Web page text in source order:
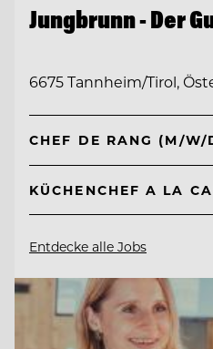
Jungbrunn - Der
6675 Tannheim/Tirol,
CHEF DE RANG (M/W/
KÜCHENCHEF A LA
Entdecke alle Jobs